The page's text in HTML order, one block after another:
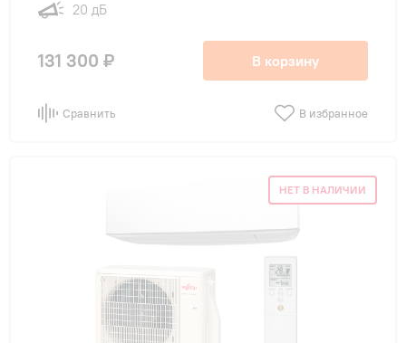
20 дБ
131 300 ₽ В корзину
Сравнить В избранное
НЕТ В НАЛИЧИИ